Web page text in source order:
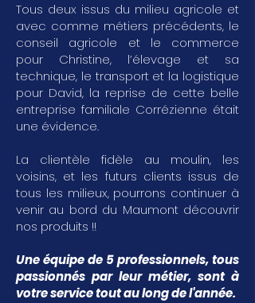
Tous deux issus du milieu agricole et
avec comme métiers précédents, le
conseil agricole et le commerce
pour Christine, l’élevage et sa
technique, le transport et la logistique
pour David, la reprise de cette belle
entreprise familiale Corrézienne était
une évidence.
La clientèle fidèle au moulin, les
voisins, et les futurs clients issus de
tous les milieux, pourrons continuer à
venir au bord du Maumont découvrir
nos produits !!
Une équipe de 5 professionnels, tous
passionnés par leur métier, sont à
votre service tout au long de l'année.